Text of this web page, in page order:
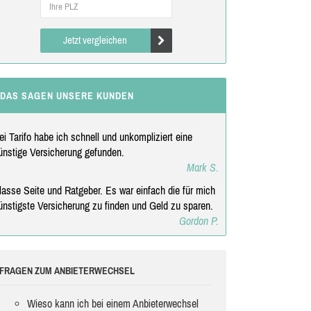
Jetzt vergleichen
DAS SAGEN UNSERE KUNDEN
Tarifo habe ich schnell und unkompliziert eine
Versicherung gefunden.
Mark S.
Seite und Ratgeber. Es war einfach die für mich
Versicherung zu finden und Geld zu sparen.
Gordon P.
FRAGEN ZUM ANBIETERWECHSEL
Wieso kann ich bei einem Anbieterwechsel